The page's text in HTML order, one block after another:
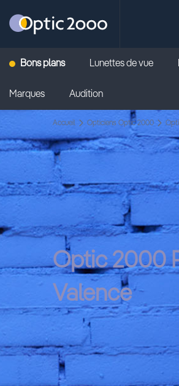
Retour vers la page d'accueil
Bons plans Lunettes de vue
Marques Audition
Accueil Opticiens Optic 2000
Optic 2000
Valence